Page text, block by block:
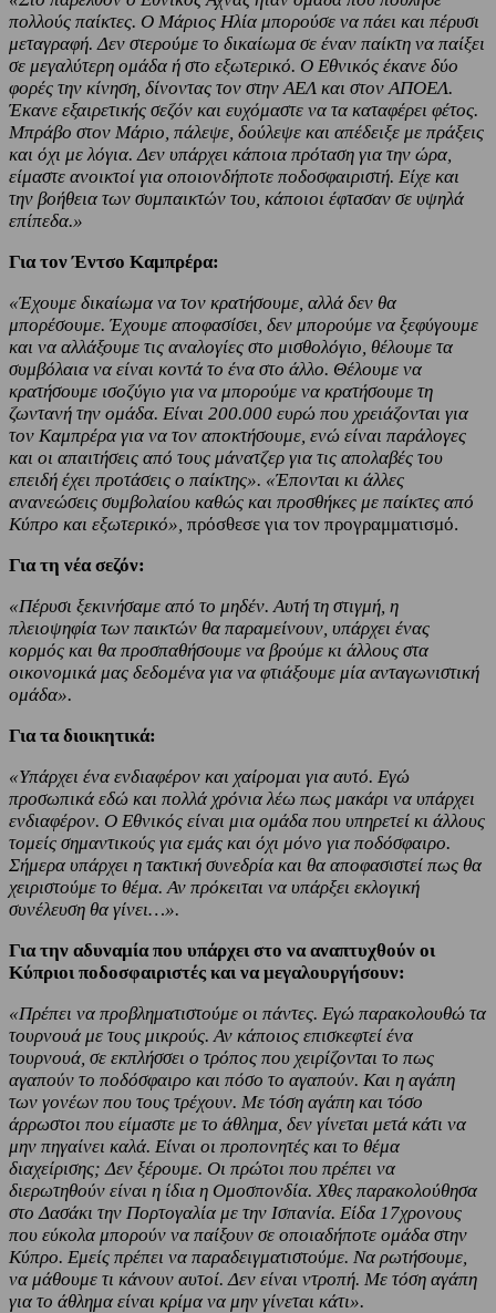
πολλούς παίκτες. Ο Μάριος Ηλία μπορούσε να πάει και πέρυσι
μεταγραφή. Δεν στερούμε το δικαίωμα σε έναν παίκτη να παίξει
σε μεγαλύτερη ομάδα ή στο εξωτερικό. Ο Εθνικός έκανε δύο
φορές την κίνηση, δίνοντας τον στην ΑΕΛ και στον ΑΠΟΕΛ.
Έκανε εξαιρετικής σεζόν και ευχόμαστε να τα καταφέρει φέτος.
Μπράβο στον Μάριο, πάλεψε, δούλεψε και απέδειξε με πράξεις
και όχι με λόγια. Δεν υπάρχει κάποια πρόταση για την ώρα,
είμαστε ανοικτοί για οποιονδήποτε ποδοσφαιριστή. Είχε και
την βοήθεια των συμπαικτών του, κάποιοι έφτασαν σε υψηλά
επίπεδα.»
Για τον Έντσο Καμπρέρα:
«Έχουμε δικαίωμα να τον κρατήσουμε, αλλά δεν θα
μπορέσουμε. Έχουμε αποφασίσει, δεν μπορούμε να ξεφύγουμε
και να αλλάξουμε τις αναλογίες στο μισθολόγιο, θέλουμε τα
συμβόλαια να είναι κοντά το ένα στο άλλο. Θέλουμε να
κρατήσουμε ισοζύγιο για να μπορούμε να κρατήσουμε τη
ζωντανή την ομάδα. Είναι 200.000 ευρώ που χρειάζονται για
τον Καμπρέρα για να τον αποκτήσουμε, ενώ είναι παράλογες
και οι απαιτήσεις από τους μάνατζερ για τις απολαβές του
επειδή έχει προτάσεις ο παίκτης». «Έπονται κι άλλες
ανανεώσεις συμβολαίου καθώς και προσθήκες με παίκτες από
Κύπρο και εξωτερικό», πρόσθεσε για τον προγραμματισμό.
Για τη νέα σεζόν:
«Πέρυσι ξεκινήσαμε από το μηδέν. Αυτή τη στιγμή, η
πλειοψηφία των παικτών θα παραμείνουν, υπάρχει ένας
κορμός και θα προσπαθήσουμε να βρούμε κι άλλους στα
οικονομικά μας δεδομένα για να φτιάξουμε μία ανταγωνιστική
ομάδα».
Για τα διοικητικά:
«Υπάρχει ένα ενδιαφέρον και χαίρομαι για αυτό. Εγώ
προσωπικά εδώ και πολλά χρόνια λέω πως μακάρι να υπάρχει
ενδιαφέρον. Ο Εθνικός είναι μια ομάδα που υπηρετεί κι άλλους
τομείς σημαντικούς για εμάς και όχι μόνο για ποδόσφαιρο.
Σήμερα υπάρχει η τακτική συνεδρία και θα αποφασιστεί πως θα
χειριστούμε το θέμα. Αν πρόκειται να υπάρξει εκλογική
συνέλευση θα γίνει…».
Για την αδυναμία που υπάρχει στο να αναπτυχθούν οι
Κύπριοι ποδοσφαιριστές και να μεγαλουργήσουν:
«Πρέπει να προβληματιστούμε οι πάντες. Εγώ παρακολουθώ τα
τουρνουά με τους μικρούς. Αν κάποιος επισκεφτεί ένα
τουρνουά, σε εκπλήσσει ο τρόπος που χειρίζονται το πως
αγαπούν το ποδόσφαιρο και πόσο το αγαπούν. Και η αγάπη
των γονέων που τους τρέχουν. Με τόση αγάπη και τόσο
άρρωστοι που είμαστε με το άθλημα, δεν γίνεται μετά κάτι να
μην πηγαίνει καλά. Είναι οι προπονητές και το θέμα
διαχείρισης; Δεν ξέρουμε. Οι πρώτοι που πρέπει να
διερωτηθούν είναι η ίδια η Ομοσπονδία. Χθες παρακολούθησα
στο Δασάκι την Πορτογαλία με την Ισπανία. Είδα 17χρονους
που εύκολα μπορούν να παίξουν σε οποιαδήποτε ομάδα στην
Κύπρο. Εμείς πρέπει να παραδειγματιστούμε. Να ρωτήσουμε,
να μάθουμε τι κάνουν αυτοί. Δεν είναι ντροπή. Με τόση αγάπη
για το άθλημα είναι κρίμα να μην γίνεται κάτι».